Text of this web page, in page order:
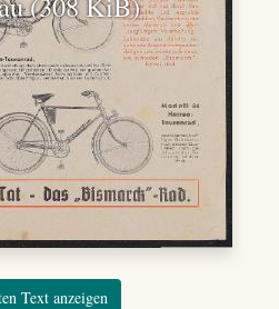
Text anzeigen